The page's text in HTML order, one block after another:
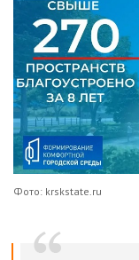
Фото: krskstate.ru